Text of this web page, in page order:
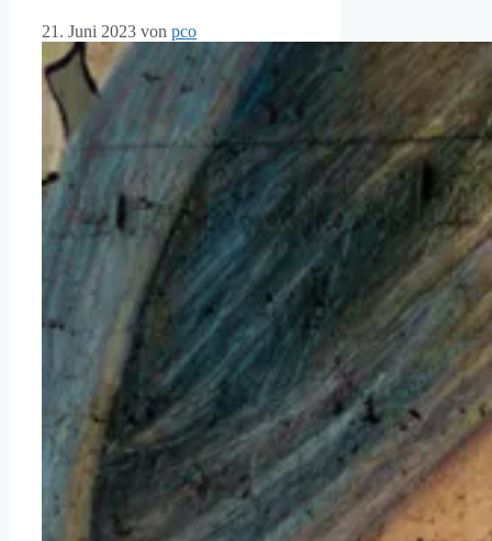
21. Juni 2023 von pco